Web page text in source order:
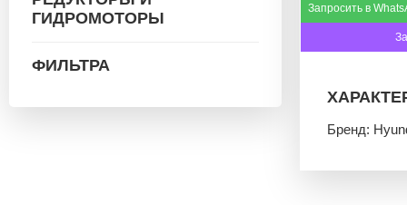
ГИДРОМОТОРЫ
ФИЛЬТРА
Запросить в
Бренд: